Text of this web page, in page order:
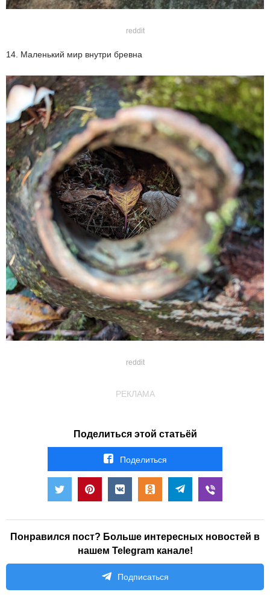
reddit
14. Маленький мир внутри бревна
reddit
РЕКЛАМА
Поделиться этой статьёй
Поделиться
Понравился пост? Больше интересных новостей в
нашем Telegram канале!
Подписаться